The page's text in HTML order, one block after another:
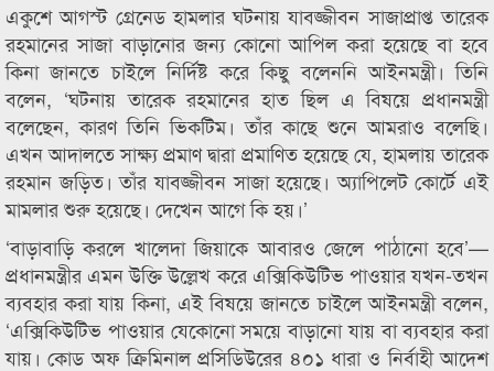
একুশে আগস্ট গ্রেনেড হামলার ঘটনায় যাবজ্জীবন সাজাপ্রাপ্ত তারেক
রহমানের সাজা বাড়ানোর জন্য কোনো আপিল করা হয়েছে বা হবে
কিনা জানতে চাইলে নির্দিষ্ট করে কিছু বলেননি আইনমন্ত্রী। তিনি
বলেন, ‘ঘটনায় তারেক রহমানের হাত ছিল এ বিষয়ে প্রধানমন্ত্রী
বলেছেন, কারণ তিনি ভিকটিম। তাঁর কাছে শুনে আমরাও বলেছি।
এখন আদালতে সাক্ষ্য প্রমাণ দ্বারা প্রমাণিত হয়েছে যে, হামলায় তারেক
রহমান জড়িত। তাঁর যাবজ্জীবন সাজা হয়েছে। অ্যাপিলেট কোর্টে এই
মামলার শুরু হয়েছে। দেখেন আগে কি হয়।’
‘বাড়াবাড়ি করলে খালেদা জিয়াকে আবারও জেলে পাঠানো হবে’—
প্রধানমন্ত্রীর এমন উক্তি উল্লেখ করে এক্সিকিউটিভ পাওয়ার যখন-তখন
ব্যবহার করা যায় কিনা, এই বিষয়ে জানতে চাইলে আইনমন্ত্রী বলেন,
‘এক্সিকিউটিভ পাওয়ার যেকোনো সময়ে বাড়ানো যায় বা ব্যবহার করা
যায়। কোড অফ ক্রিমিনাল প্রসিডিউরের ৪০১ ধারা ও নির্বাহী আদেশ